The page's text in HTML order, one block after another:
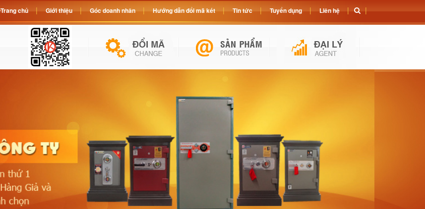
Trang chủ Giới thiệu Góc doanh nhân Hướng dẫn đổi mã két Tin tức Tuyển dụng Liên hệ